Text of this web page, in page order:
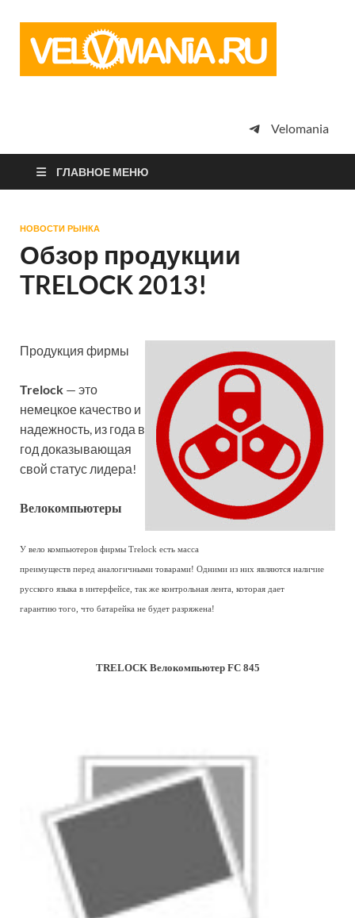
просто
Velomania
ГЛАВНОЕ МЕНЮ
НОВОСТИ РЫНКА
Обзор продукции
TRELOCK 2013!
Продукция фирмы
Trelock — это
немецкое качество и
надежность, из года в
год доказывающая
свой статус лидера!
Велокомпьютеры
У вело компьютеров фирмы Trelock есть масса
преимуществ перед аналогичными товарами! Одними из них являются наличие
русского языка в интерфейсе, так же контрольная лента, которая дает
гарантию того, что батарейка не будет разряжена!
TRELOCK Велокомпьютер FC 845